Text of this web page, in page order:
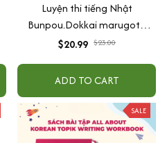
Luyện thi tiếng Nhật
Bunpou.Dokkai marugoto
masuta N1
$20.99 $23.00
ADD TO CART
SALE